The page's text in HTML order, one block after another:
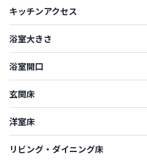
キッチンアクセス
浴室大きさ
浴室開口
玄関床
洋室床
リビング・ダイニング床